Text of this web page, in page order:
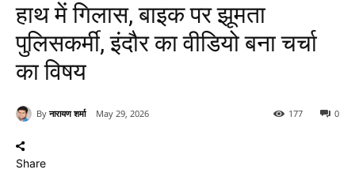
हाथ में गिलास, बाइक पर झूमता
पुलिसकर्मी, इंदौर का वीडियो बना चर्चा
का विषय
By नारायण शर्मा May 29, 2026 0
177
Share